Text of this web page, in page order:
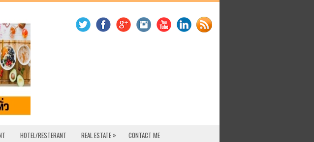
HOTEL/RESTERANT REAL ESTATE » CONTACT ME